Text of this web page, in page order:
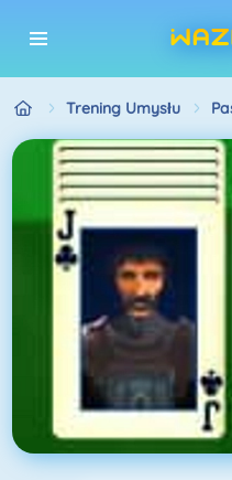
Trening Umysłu